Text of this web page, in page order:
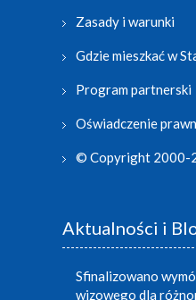
Zasady i warunki
Gdzie mieszkać w
Program partnerski
Oświadczenie
© Copyright 2000-
Aktualności i
Sfinalizowano
wizowego dla